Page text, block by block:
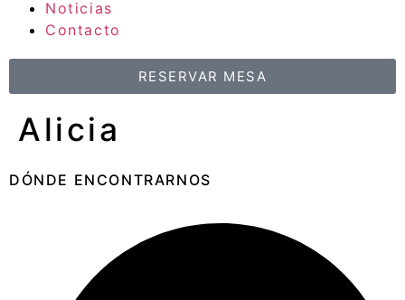
Noticias
Contacto
RESERVAR MESA
Alicia
DÓNDE ENCONTRARNOS